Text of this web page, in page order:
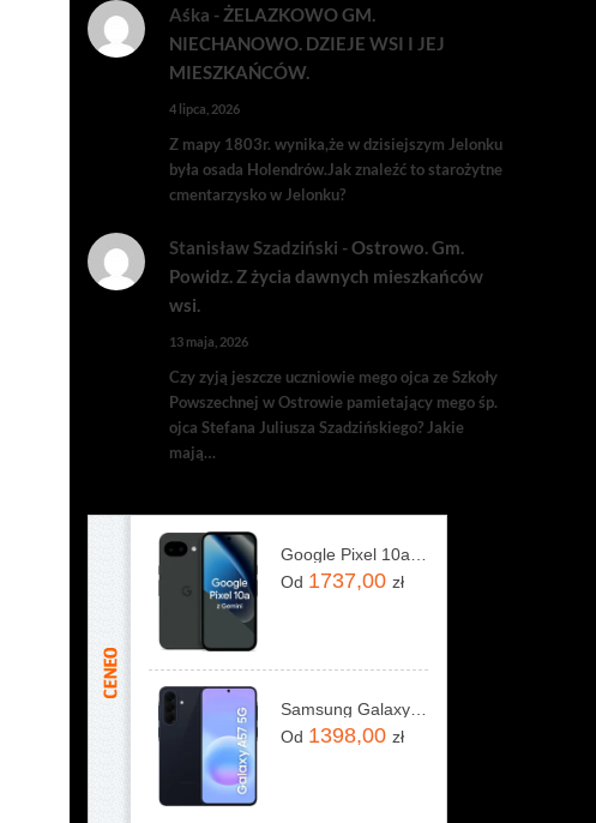
Aśka - ŻELAZKOWO GM.
NIECHANOWO. DZIEJE WSI I JEJ
MIESZKAŃCÓW.
4 lipca, 2026
Z mapy 1803r. wynika,że w dzisiejszym Jelonku
była osada Holendrów.Jak znaleźć to starożytne
cmentarzysko w Jelonku?
Stanisław Szadziński -Ostrowo. Gm.
Powidz. Z życia dawnych mieszkańców
wsi.
13 maja, 2026
Czy zyją jeszcze uczniowie mego ojca ze Szkoły
Powszechnej w Ostrowie pamietający mego śp.
ojca Stefana Juliusza Szadzińskiego? Jakie
mają…
Od 1737,00 zł
Samsung Galaxy A57 5G 8/128GB Granatowy
Od 1398,00 zł